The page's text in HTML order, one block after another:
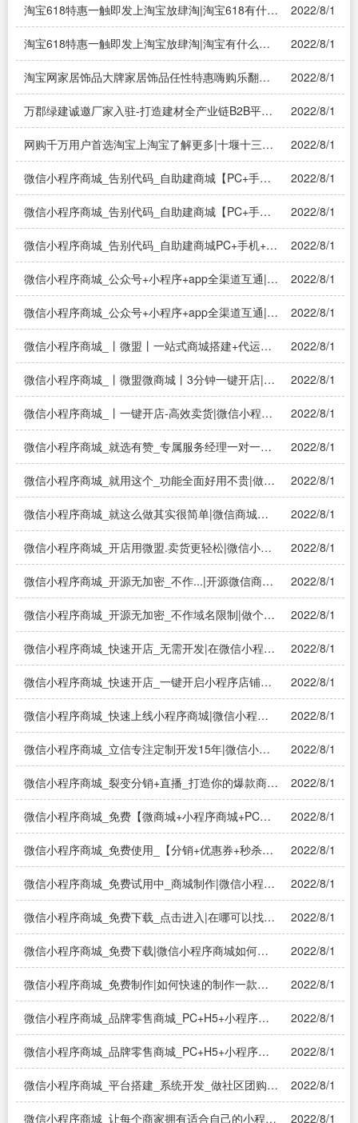
淘宝618特惠一触即发上淘宝放肆淘|淘宝618有什么
活动?
2022/8/1
淘宝618特惠一触即发上淘宝放肆淘|淘宝有什么活
动？今天618活动开始了
2022/8/1
淘宝网家居饰品大牌家居饰品任性特惠嗨购乐翻天|
富含胡萝卜素的食物有哪些？β胡萝卜素和胡萝卜有
什么关系？
2022/8/1
万郡绿建诚邀厂家入驻-打造建材全产业链B2B平台|
万郡绿建平台有人在用吗？感觉怎么样？
2022/8/1
网购千万用户首选淘宝上淘宝了解更多|十堰十三中
怎么样？ 教学力量师资力量怎么样？
2022/8/1
微信小程序商城_告别代码_自助建商城【PC+手机
+小程..|开发微信小程序商城需要多少钱？
2022/8/1
微信小程序商城_告别代码_自助建商城【PC+手机
+小程..|微信小程序商城怎么开通
2022/8/1
微信小程序商城_告别代码_自助建商城PC+手机+小
程序|怎么建立自己的微信商城
2022/8/1
微信小程序商城_公众号+小程序+app全渠道互通|微
信小程序和公众号微商城之间该怎么选择？
2022/8/1
微信小程序商城_公众号+小程序+app全渠道互通|微
信小程序与微信公众号之间的区别是什么？
2022/8/1
微信小程序商城_丨微盟丨一站式商城搭建+代运营
服务|微信小程序：做一个简单的商城小程序需要多
少钱
2022/8/1
微信小程序商城_丨微盟微商城丨3分钟一键开店|如
何在微信小程序上开店？
2022/8/1
微信小程序商城_丨一键开店-高效卖货|微信小程序
如何开店铺？微信开店详细流程？
2022/8/1
微信小程序商城_就选有赞_专属服务经理一对一指
导|微信小程序：做一个简单的商城小程序需要多少
钱
2022/8/1
微信小程序商城_就用这个_功能全面好用不贵|做一
个微信小程序商城多少钱
2022/8/1
微信小程序商城_就这么做其实很简单|微信商城小
程序该怎么做？
2022/8/1
微信小程序商城_开店用微盟.卖货更轻松|微信小程
序店铺怎么开通商城
2022/8/1
微信小程序商城_开源无加密_不作...|开源微信商城
系统，商城源码哪个好？
2022/8/1
微信小程序商城_开源无加密_不作域名限制|做个微
信小程序商城需要多少钱
2022/8/1
微信小程序商城_快速开店_无需开发|在微信小程序
上怎么快速开店？
2022/8/1
微信小程序商城_快速开店_一键开启小程序店铺卖
货|什么是微信小商店？开通微信小商店需要怎样的
流程？
2022/8/1
微信小程序商城_快速上线小程序商城|微信小程序
商城怎么开通
2022/8/1
微信小程序商城_立信专注定制开发15年|微信小程
序商城哪家开发做得比较好？
2022/8/1
微信小程序商城_裂变分销+直播_打造你的爆款商
城|小程序商城的直播购物怎么玩？
2022/8/1
微信小程序商城_免费【微商城+小程序商城+PC商
城】|免费微信小程序商城？
2022/8/1
微信小程序商城_免费使用_【分销+优惠券+秒杀】
_商盟订货|带拍卖系统的微信小程序商城大概什么
价？
2022/8/1
微信小程序商城_免费试用中_商城制作|微信小程
序：做一个简单的商城小程序需要多少钱
2022/8/1
微信小程序商城_免费下载_点击进入|在哪可以找到
微信小程序商店?
2022/8/1
微信小程序商城_免费下载|微信小程序商城如何开
发 制作商城需要哪些流程
2022/8/1
微信小程序商城_免费制作|如何快速的制作一款微
信小程序？
2022/8/1
微信小程序商城_品牌零售商城_PC+H5+小程序
+APP_万米..|小程序商城哪家好？
2022/8/1
微信小程序商城_品牌零售商城_PC+H5+小程序
+APP_万米商云|微信小程序商城的效果怎么样
2022/8/1
微信小程序商城_平台搭建_系统开发_做社区团购|
开发一套微信社区团购小程序需要多少钱?
2022/8/1
微信小程序商城_让每个商家拥有适合自己的小程
2022/8/1